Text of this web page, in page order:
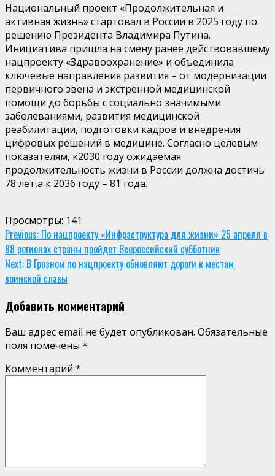
Национальный проект «Продолжительная и
активная жизнь» стартовал в России в 2025 году по
решению Президента Владимира Путина.
Инициатива пришла на смену ранее действовавшему
нацпроекту «Здравоохранение» и объединила
ключевые направления развития – от модернизации
первичного звена и экстренной медицинской
помощи до борьбы с социально значимыми
заболеваниями, развития медицинской
реабилитации, подготовки кадров и внедрения
цифровых решений в медицине. Согласно целевым
показателям, к2030 году ожидаемая
продолжительность жизни в России должна достичь
78 лет,а к 2036 году – 81 года.
Просмотры: 141
Continue
Reading
Previous: По нацпроекту «Инфраструктура для жизни» 25 апреля в
88 регионах страны пройдет Всероссийский субботник
Next: В Грозном по нацпроекту обновляют дороги к местам
воинской славы
Добавить комментарий
Ваш адрес email не будет опубликован. Обязательные
поля помечены *
Комментарий *